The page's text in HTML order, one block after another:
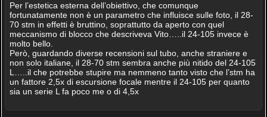
Per l’estetica esterna dell’obiettivo, che comunque
fortunatamente non è un parametro che influisce sulle foto, il 28-
70 stm in effetti è bruttino, soprattutto da aperto con quel
meccanismo di blocco che descriveva Vito…..il 24-105 invece è
molto bello.
Però, guardando diverse recensioni sul tubo, anche straniere e
non solo italiane, il 28-70 stm sembra anche più nitido del 24-105
L…..il che potrebbe stupire ma nemmeno tanto visto che l’stm ha
un fattore 2,5x di escursione focale mentre il 24-105 per quanto
sia un serie L fa poco me o di 4,5x